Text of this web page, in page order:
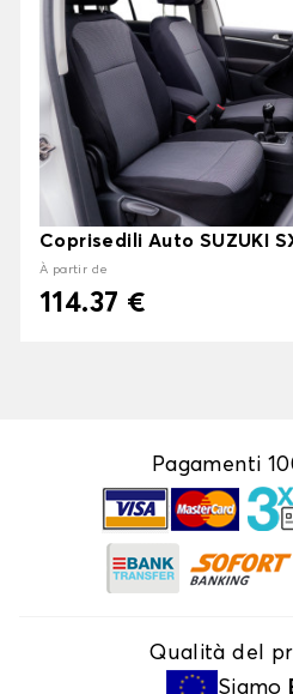
Coprisedili Auto SUZUKI
À partir de
114.37 €
Pagamenti
Qualità del
Siamo